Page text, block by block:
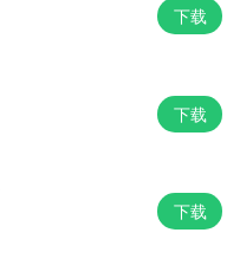
下载
下载
下载